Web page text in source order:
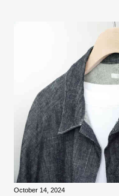
October 14, 2024